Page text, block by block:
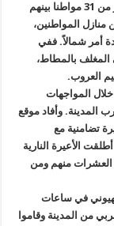
وشنّت قوات الاحتلال اليوم ، حملة اعتقالات طالت أكثر من 31 مواطنا بينهم
منازل المواطنين،
أمر شمالاً. ففي
المغلف بالمطاط،
العروب.
المواجهات
المدينة. وأفاد موقع
تضامنية مع
الأعيرة النارية
العشرات منهم ومن
في ساعات
من المدينة وقاموا